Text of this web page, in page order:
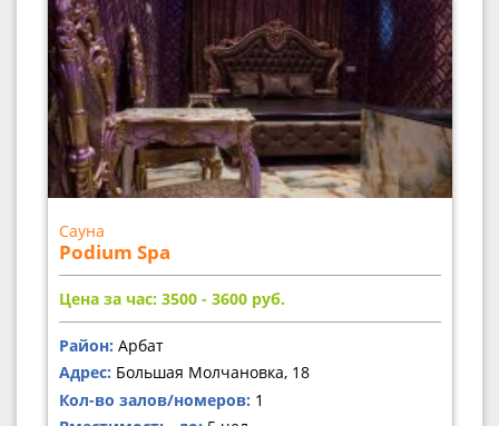
Сауна
Podium Spa
Цена за час: 3500 - 3600 руб.
Район: Арбат
Адрес: Большая Молчановка, 18
Кол-во залов/номеров: 1